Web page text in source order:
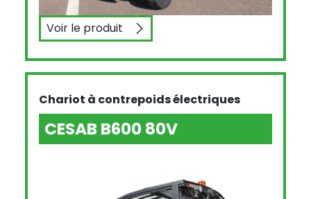
Voir le produitCESAB B420L
Chariot à contrepoids électriques
CESAB B600 80V